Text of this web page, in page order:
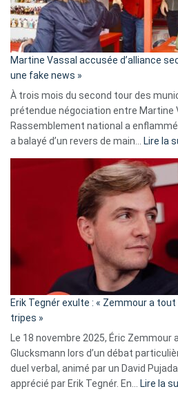
Martine Vassal accusée d’alliance
une fake news »
À trois mois du second tour des
prétendue négociation entre Martine
Rassemblement national a
a balayé d’un revers de main… Lire la
Erik Tegnér exulte : « Zemmour a
tripes »
Le 18 novembre 2025, Éric Zemmour
Glucksmann lors d’un débat
duel verbal, animé par un David
apprécié par Erik Tegnér. En… Lire la